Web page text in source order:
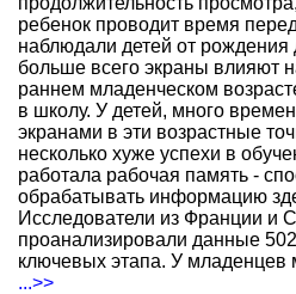
ребенок проводит время
наблюдали детей от рождения
больше всего экраны влияют
раннем младенческом
в школу. У детей, много
экранами в эти возрастные
несколько хуже успехи в
работала рабочая память -
обрабатывать информацию
Исследователи из Франции и
проанализировали данные
ключевых этапа. У младенцев
...>>